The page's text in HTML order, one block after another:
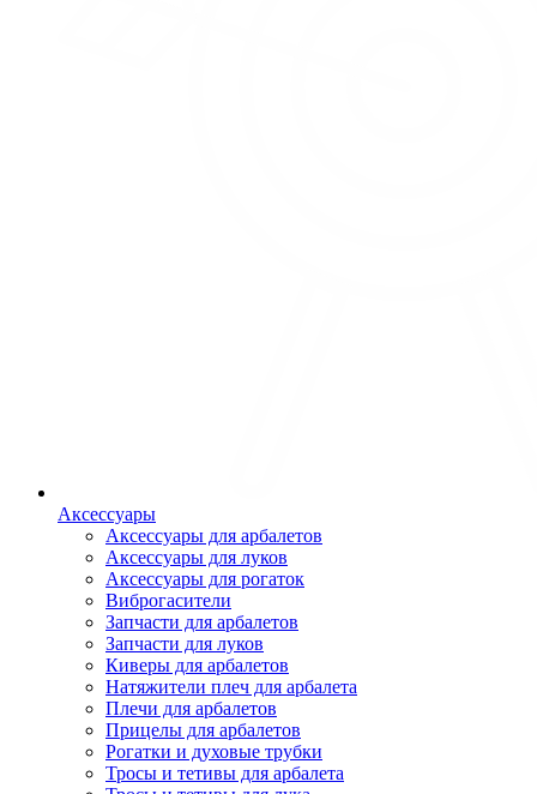
Аксессуары
Аксессуары для арбалетов
Аксессуары для луков
Аксессуары для рогаток
Виброгасители
Запчасти для арбалетов
Запчасти для луков
Киверы для арбалетов
Натяжители плеч для арбалета
Плечи для арбалетов
Прицелы для арбалетов
Рогатки и духовые трубки
Тросы и тетивы для арбалета